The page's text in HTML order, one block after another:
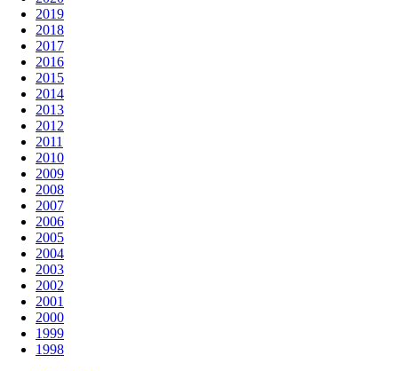
2019
2018
2017
2016
2015
2014
2013
2012
2011
2010
2009
2008
2007
2006
2005
2004
2003
2002
2001
2000
1999
1998